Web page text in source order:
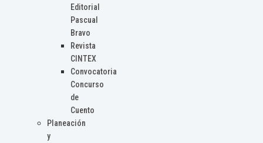
Editorial
Pascual
Bravo
Revista
CINTEX
Convocatoria
Concurso
de
Cuento
Planeación
y